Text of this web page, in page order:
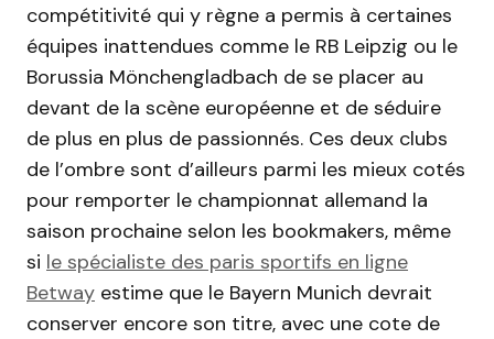
compétitivité qui y règne a permis à certaines
équipes inattendues comme le RB Leipzig ou le
Borussia Mönchengladbach de se placer au
devant de la scène européenne et de séduire
de plus en plus de passionnés. Ces deux clubs
de l’ombre sont d’ailleurs parmi les mieux cotés
pour remporter le championnat allemand la
saison prochaine selon les bookmakers, même
si le spécialiste des paris sportifs en ligne
Betway estime que le Bayern Munich devrait
conserver encore son titre, avec une cote de